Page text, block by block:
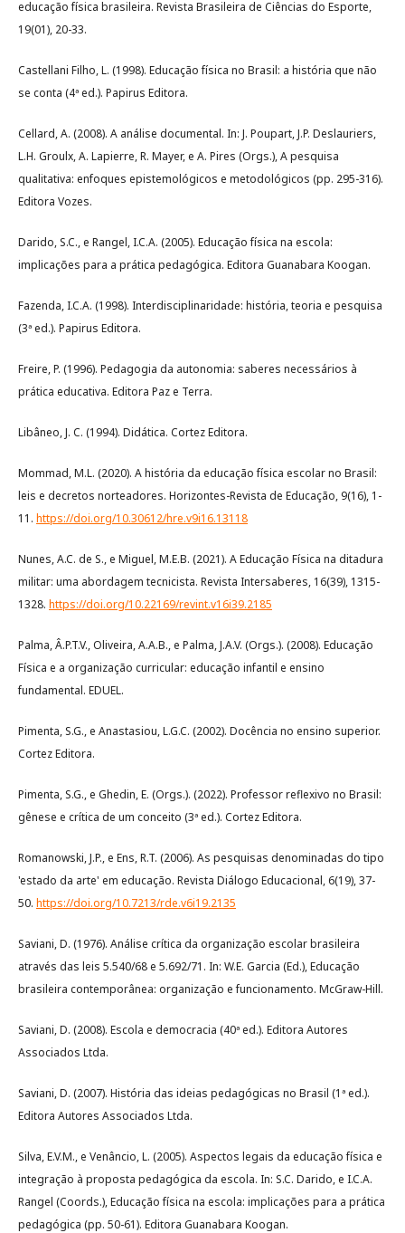
educação física brasileira. Revista Brasileira de Ciências do Esporte,
19(01), 20-33.
Castellani Filho, L. (1998). Educação física no Brasil: a história que não
se conta (4ª ed.). Papirus Editora.
Cellard, A. (2008). A análise documental. In: J. Poupart, J.P. Deslauriers,
L.H. Groulx, A. Lapierre, R. Mayer, e A. Pires (Orgs.), A pesquisa
qualitativa: enfoques epistemológicos e metodológicos (pp. 295-316).
Editora Vozes.
Darido, S.C., e Rangel, I.C.A. (2005). Educação física na escola:
implicações para a prática pedagógica. Editora Guanabara Koogan.
Fazenda, I.C.A. (1998). Interdisciplinaridade: história, teoria e pesquisa
(3ª ed.). Papirus Editora.
Freire, P. (1996). Pedagogia da autonomia: saberes necessários à
prática educativa. Editora Paz e Terra.
Libâneo, J. C. (1994). Didática. Cortez Editora.
Mommad, M.L. (2020). A história da educação física escolar no Brasil:
leis e decretos norteadores. Horizontes-Revista de Educação, 9(16), 1-
11. https://doi.org/10.30612/hre.v9i16.13118
Nunes, A.C. de S., e Miguel, M.E.B. (2021). A Educação Física na ditadura
militar: uma abordagem tecnicista. Revista Intersaberes, 16(39), 1315-
1328. https://doi.org/10.22169/revint.v16i39.2185
Palma, Â.P.T.V., Oliveira, A.A.B., e Palma, J.A.V. (Orgs.). (2008). Educação
Física e a organização curricular: educação infantil e ensino
fundamental. EDUEL.
Pimenta, S.G., e Anastasiou, L.G.C. (2002). Docência no ensino superior.
Cortez Editora.
Pimenta, S.G., e Ghedin, E. (Orgs.). (2022). Professor reflexivo no Brasil:
gênese e crítica de um conceito (3ª ed.). Cortez Editora.
Romanowski, J.P., e Ens, R.T. (2006). As pesquisas denominadas do tipo
'estado da arte' em educação. Revista Diálogo Educacional, 6(19), 37-
50. https://doi.org/10.7213/rde.v6i19.2135
Saviani, D. (1976). Análise crítica da organização escolar brasileira
através das leis 5.540/68 e 5.692/71. In: W.E. Garcia (Ed.), Educação
brasileira contemporânea: organização e funcionamento. McGraw-Hill.
Saviani, D. (2008). Escola e democracia (40ª ed.). Editora Autores
Associados Ltda.
Saviani, D. (2007). História das ideias pedagógicas no Brasil (1ª ed.).
Editora Autores Associados Ltda.
Silva, E.V.M., e Venâncio, L. (2005). Aspectos legais da educação física e
integração à proposta pedagógica da escola. In: S.C. Darido, e I.C.A.
Rangel (Coords.), Educação física na escola: implicações para a prática
pedagógica (pp. 50-61). Editora Guanabara Koogan.